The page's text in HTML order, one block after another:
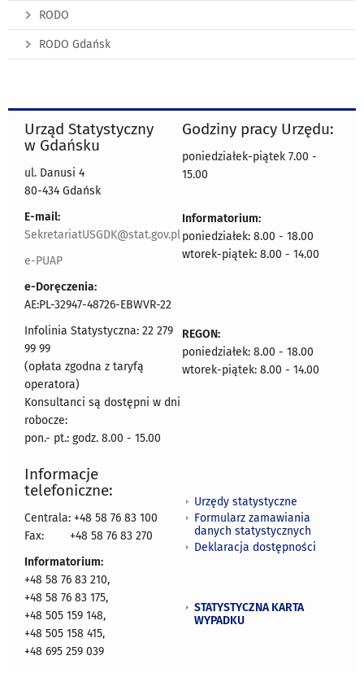
RODO
RODO Gdańsk
Urząd Statystyczny
w Gdańsku
ul. Danusi 4
80-434 Gdańsk
E-mail:
SekretariatUSGDK@stat.gov.pl
e-PUAP
e-Doręczenia:
AE:PL-32947-48726-EBWVR-22
Infolinia Statystyczna: 22 279
99 99
(opłata zgodna z taryfą
operatora)
Konsultanci są dostępni w dni
robocze:
pon.- pt.: godz. 8.00 - 15.00
Godziny pracy Urzędu:
poniedziałek-piątek 7.00 -
15.00
Informatorium:
poniedziałek: 8.00 - 18.00
wtorek-piątek: 8.00 - 14.00
REGON:
poniedziałek: 8.00 - 18.00
wtorek-piątek: 8.00 - 14.00
Informacje
telefoniczne:
Centrala: +48 58 76 83 100
Fax:
+48 58 76 83 270
Informatorium:
+48 58 76 83 210,
+48 58 76 83 175,
+48 505 159 148,
+48 505 158 415,
+48 695 259 039
Urzędy statystyczne
Formularz zamawiania
danych statystycznych
Deklaracja dostępności
STATYSTYCZNA KARTA
WYPADKU